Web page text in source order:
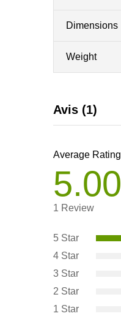
Dimensions
Weight
Avis (1)
Average Rating
5.00
1 Review
5 Star
4 Star
3 Star
2 Star
1 Star